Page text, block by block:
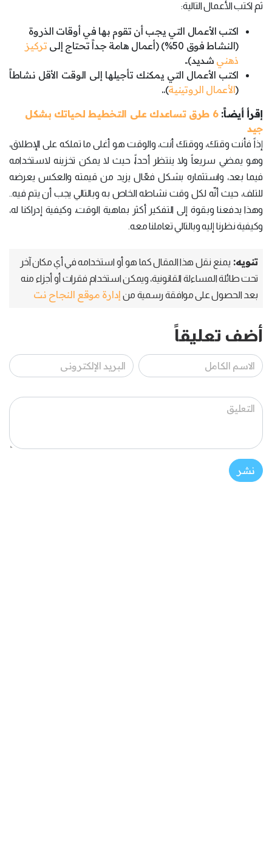
ثم اكتب الأعمال التالية:
اكتب الأعمال التي يجب أن تقوم بها في أوقات الذروة
(النشاط فوق 50%) (أعمال هامة جداً تحتاج إلى
تركيز
ذهني شديد)..
اكتب الأعمال التي يمكنك تأجيلها إلى الوقت الأقل نشاطاً
(الأعمال الروتينية)..
إقرأ أيضاً:
6 طرق تساعدك على التخطيط لحياتك بشكل
جيد
إذاً فأنت وقتك، ووقتك أنت، والوقت هو أغلى ما تملكه على الإطلاق،
وهو يمضي سريعاً ولا ينتظر أحداً، حيث لا يمكن تخزينه لاستخدامه
فيما بعد، واستثماره بشكل فعّال يزيد من قيمته والعكس يعرضه
للتلف، حيث أنّه لكل وقت نشاطه الخاص به وبالتالي يجب أن يتم فيه..
وهذا يدفعنا وبقوة إلى التفكير أكثر بماهية الوقت، وكيفية إدراكنا له،
وكيفية نظرنا إليه وبالتالي تعاملنا معه.
تنويه: يمنع نقل هذا المقال كما هو أو استخدامه في أي مكان آخر
تحت طائلة المساءلة القانونية، ويمكن استخدام فقرات أو أجزاء منه
بعد الحصول على موافقة رسمية من إدارة موقع النجاح نت
أضف تعليقاً
نشر